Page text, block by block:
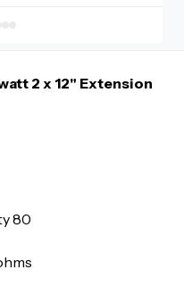
almış olduğunuz ürünü
göre farklılık
ilgili ürünün
emin olun.
2 x 12" Extension
80